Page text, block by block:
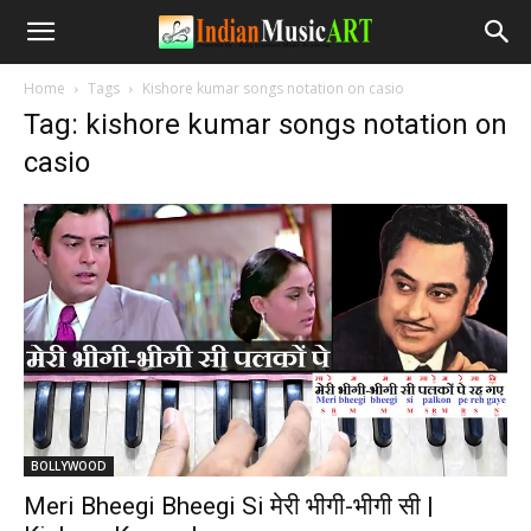
Home Tags Kishore kumar songs notation on casio
Tag: kishore kumar songs notation on
casio
BOLLYWOOD
Meri Bheegi Bheegi Si मेरी भीगी-भीगी सी |